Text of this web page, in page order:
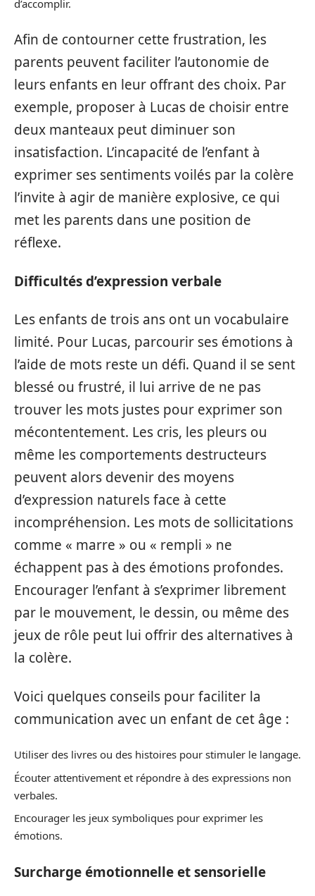
d’accomplir.
Afin de contourner cette frustration, les
parents peuvent faciliter l’autonomie de
leurs enfants en leur offrant des choix. Par
exemple, proposer à Lucas de choisir entre
deux manteaux peut diminuer son
insatisfaction. L’incapacité de l’enfant à
exprimer ses sentiments voilés par la colère
l’invite à agir de manière explosive, ce qui
met les parents dans une position de
réflexe.
Difficultés d’expression verbale
Les enfants de trois ans ont un vocabulaire
limité. Pour Lucas, parcourir ses émotions à
l’aide de mots reste un défi. Quand il se sent
blessé ou frustré, il lui arrive de ne pas
trouver les mots justes pour exprimer son
mécontentement. Les cris, les pleurs ou
même les comportements destructeurs
peuvent alors devenir des moyens
d’expression naturels face à cette
incompréhension. Les mots de sollicitations
comme « marre » ou « rempli » ne
échappent pas à des émotions profondes.
Encourager l’enfant à s’exprimer librement
par le mouvement, le dessin, ou même des
jeux de rôle peut lui offrir des alternatives à
la colère.
Voici quelques conseils pour faciliter la
communication avec un enfant de cet âge :
Utiliser des livres ou des histoires pour stimuler le langage.
Écouter attentivement et répondre à des expressions non
verbales.
Encourager les jeux symboliques pour exprimer les
émotions.
Surcharge émotionnelle et sensorielle